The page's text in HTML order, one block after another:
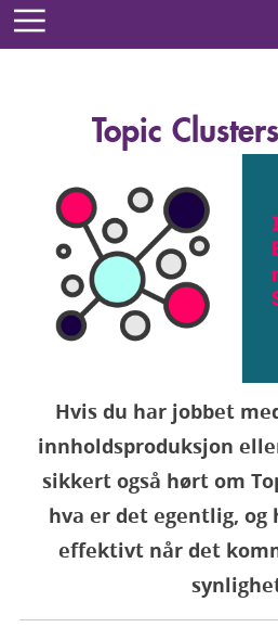
Topic
Hvis du har jobbet
innholdsproduksjon
sikkert også hørt om
hva er det egentlig, og
effektivt når det